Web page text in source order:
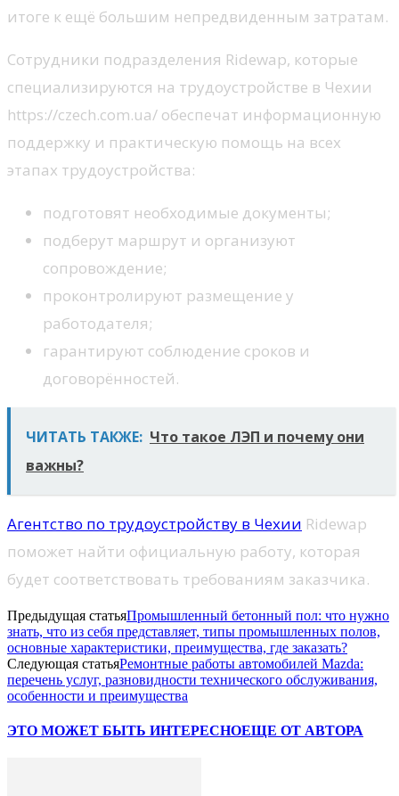
итоге к ещё большим непредвиденным затратам.
Сотрудники подразделения Ridewap, которые
специализируются на трудоустройстве в Чехии
https://czech.com.ua/ обеспечат информационную
поддержку и практическую помощь на всех
этапах трудоустройства:
подготовят необходимые документы;
подберут маршрут и организуют
сопровождение;
проконтролируют размещение у
работодателя;
гарантируют соблюдение сроков и
договорённостей.
ЧИТАТЬ ТАКЖЕ: Что такое ЛЭП и почему они
важны?
Агентство по трудоустройству в Чехии Ridewap
поможет найти официальную работу, которая
будет соответствовать требованиям заказчика.
Предыдущая статьяПромышленный бетонный пол: что нужно
знать, что из себя представляет, типы промышленных полов,
основные характеристики, преимущества, где заказать?
Следующая статьяРемонтные работы автомобилей Mazda:
перечень услуг, разновидности технического обслуживания,
особенности и преимущества
ЭТО МОЖЕТ БЫТЬ ИНТЕРЕСНОЕЩЕ ОТ АВТОРА